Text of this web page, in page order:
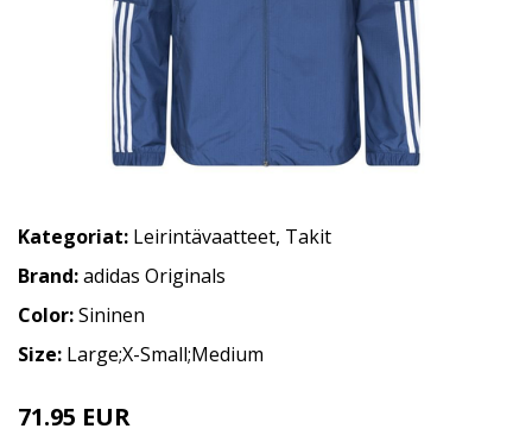
Kategoriat: Leirintävaatteet, Takit
Brand:adidas Originals
Color:Sininen
Size: Large;X-Small;Medium
71.95 EUR